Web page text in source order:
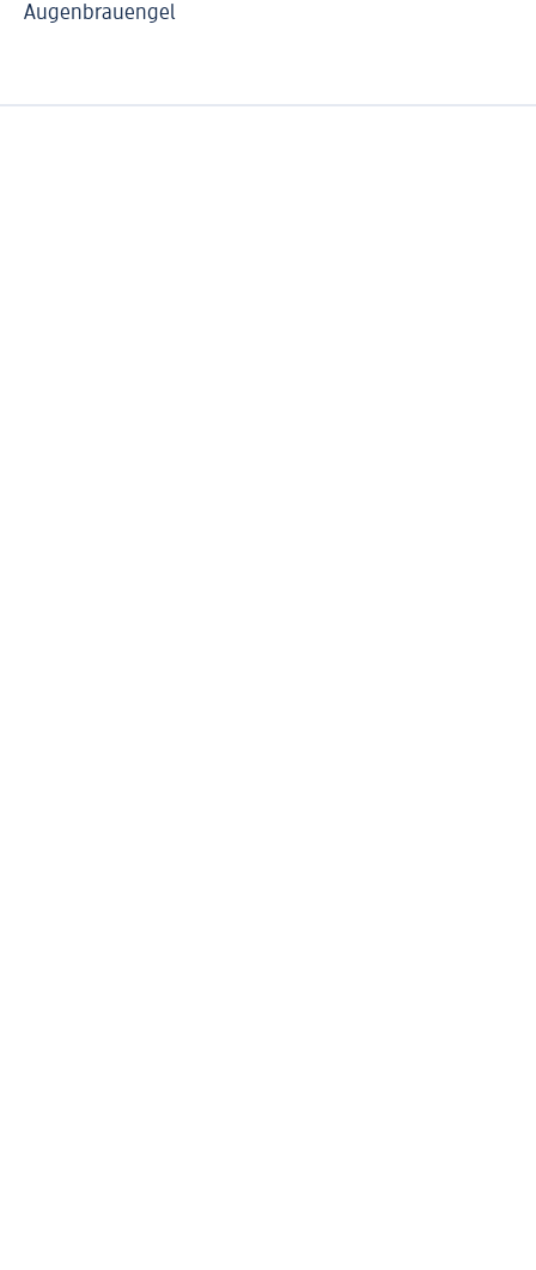
Augenbrauengel